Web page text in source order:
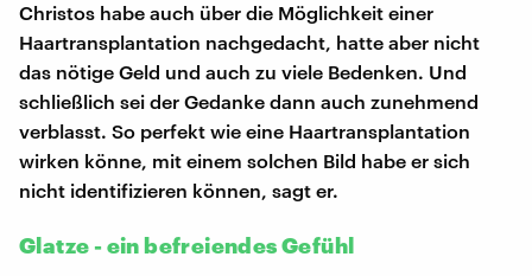
Christos habe auch über die Möglichkeit einer
Haartransplantation nachgedacht, hatte aber nicht
das nötige Geld und auch zu viele Bedenken. Und
schließlich sei der Gedanke dann auch zunehmend
verblasst. So perfekt wie eine Haartransplantation
wirken könne, mit einem solchen Bild habe er sich
nicht identifizieren können, sagt er.
Glatze - ein befreiendes Gefühl